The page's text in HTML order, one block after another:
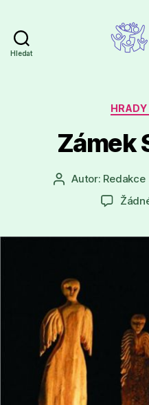
Hledat
Zámek
Autor
příspěvku
Autor: Redakce